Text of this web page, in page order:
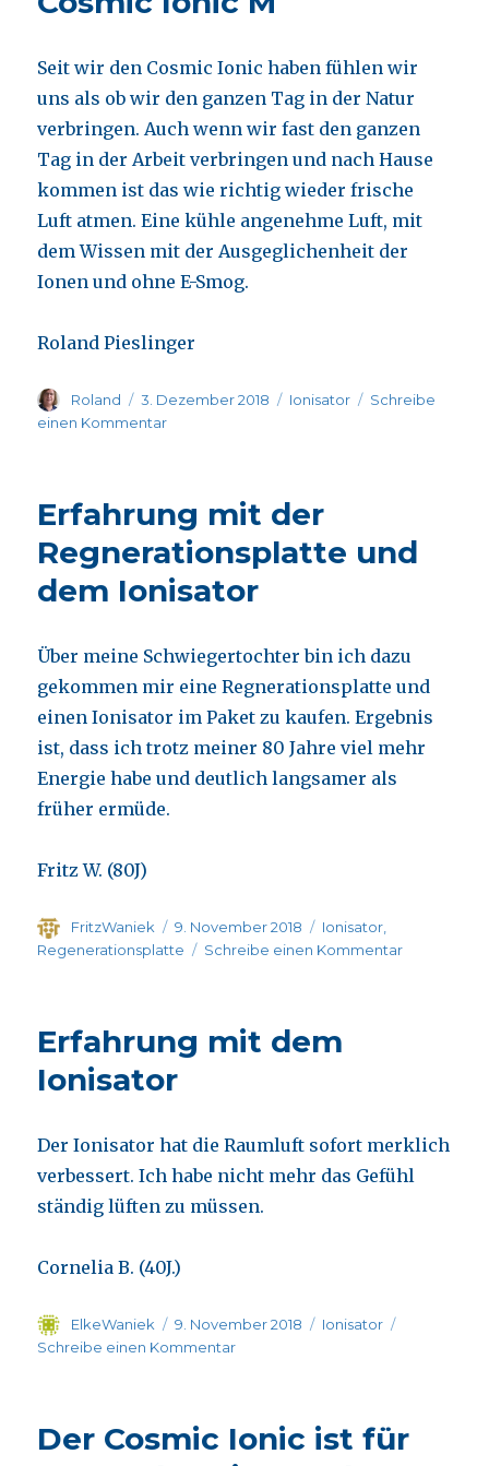
Bio-
Ionisator
Seit wir den Cosmic Ionic haben fühlen wir
uns als ob wir den ganzen Tag in der Natur
verbringen. Auch wenn wir fast den ganzen
Tag in der Arbeit verbringen und nach Hause
kommen ist das wie richtig wieder frische
Luft atmen. Eine kühle angenehme Luft, mit
dem Wissen mit der Ausgeglichenheit der
Ionen und ohne E-Smog.
Roland Pieslinger
Autor
Roland
Veröffentlicht
am
3. Dezember 2018 Kategorien
Ionisator
Schreibe
einen Kommentarzu
Erfahrung mit der
Regnerationsplatte und
dem Ionisator
Über meine Schwiegertochter bin ich dazu
gekommen mir eine Regnerationsplatte und
einen Ionisator im Paket zu kaufen. Ergebnis
ist, dass ich trotz meiner 80 Jahre viel mehr
Energie habe und deutlich langsamer als
früher ermüde.
Fritz W. (80J)
Autor
FritzWaniek
Veröffentlicht
am
9. November 2018 Kategorien
Ionisator
Regenerationsplatte
Schreibe einen Kommentarzu
Erfahrung mit dem
Ionisator
Der Ionisator hat die Raumluft sofort merklich
verbessert. Ich habe nicht mehr das Gefühl
ständig lüften zu müssen.
Cornelia B. (40J.)
Autor
ElkeWaniek
Veröffentlicht
am
9. November 2018 Kategorien
Ionisator
Schreibe einen Kommentarzu
Ionisator
Der Cosmic Ionic ist für